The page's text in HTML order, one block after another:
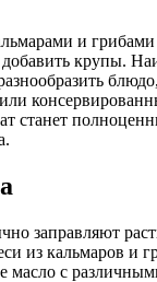
и грибами
добавить крупы.
станет
заправляют
из кальмаров и
масло с